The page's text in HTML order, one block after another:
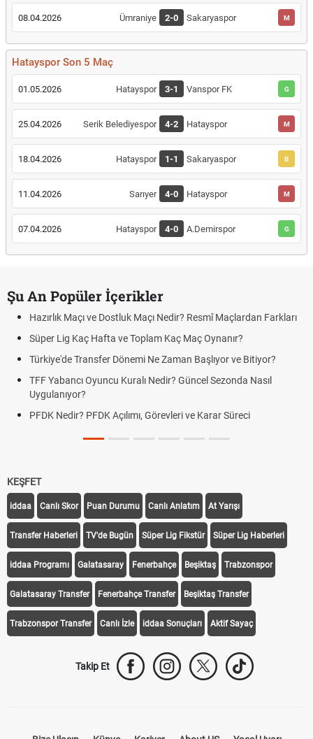
08.04.2026 Ümraniye 2-0 Sakaryaspor M
Hatayspor Son 5 Maç
01.05.2026 Hatayspor 3-1 Vanspor FK G
25.04.2026 Serik Belediyespor 4-2 Hatayspor M
18.04.2026 Hatayspor 1-1 Sakaryaspor B
11.04.2026 Sarıyer 4-0 Hatayspor M
07.04.2026 Hatayspor 4-0 A.Demirspor G
Şu An Popüler İçerikler
Hazırlık Maçı ve Dostluk Maçı Nedir? Resmî Maçlardan Farkları
Süper Lig Kaç Hafta ve Toplam Kaç Maç Oynanır?
Türkiye'de Transfer Dönemi Ne Zaman Başlıyor ve Bitiyor?
TFF Yabancı Oyuncu Kuralı Nedir? Güncel Sezonda Nasıl
Uygulanıyor?
PFDK Nedir? PFDK Açılımı, Görevleri ve Karar Süreci
KEŞFET
iddaa Canlı Skor Puan Durumu Canlı Anlatım At Yarışı
Transfer Haberleri TV'de Bugün Süper Lig Fikstür Süper Lig Haberleri
iddaa Programı Galatasaray Fenerbahçe Beşiktaş Trabzonspor
Galatasaray Transfer Fenerbahçe Transfer Beşiktaş Transfer
Trabzonspor Transfer Canlı İzle iddaa Sonuçları Aktif Sayaç
Takip Et